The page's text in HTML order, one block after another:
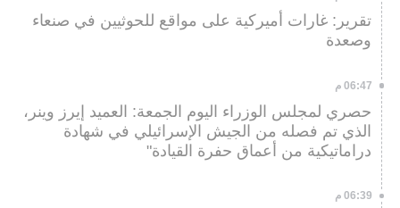
تقرير: غارات أميركية على مواقع للحوثيين في صنعاء
وصعدة
06:47 م
حصري لمجلس الوزراء اليوم الجمعة: العميد إيرز وينر،
الذي تم فصله من الجيش الإسرائيلي في شهادة
دراماتيكية من أعماق حفرة القيادة"
06:39 م